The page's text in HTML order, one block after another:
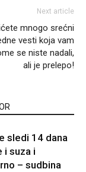
Next article
mnogo srećni
vesti koja vam
se niste nadali,
ali je prelepo!
sledi 14 dana
i suza i
– sudbina